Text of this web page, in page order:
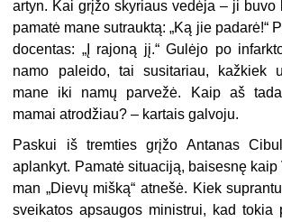
artyn. Kai grįžo skyriaus vedėja – ji buvo
pamatė mane sutrauktą: „Ką jie padarė!“
docentas: „Į rajoną jį.“ Gulėjo po
namo paleido, tai susitariau, kažkiek
mane iki namų parvežė. Kaip aš
mamai atrodžiau? – kartais galvoju.
Paskui iš tremties grįžo Antanas
aplankyt. Pamatė situaciją, baisesnę kaip
man „Dievų mišką“ atnešė. Kiek
sveikatos apsaugos ministrui, kad tokia